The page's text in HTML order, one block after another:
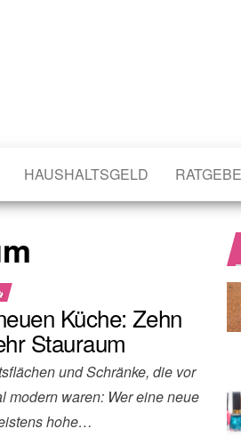
HAUSHALTSGELD
Küche: Zehn
Stauraum
und Schränke, die vor
modern waren: Wer eine neue
hohe…